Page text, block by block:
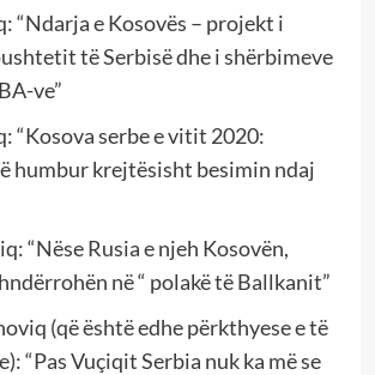
“Ndarja e Kosovës – projekt i
të Serbisë dhe i shërbimeve
ve”
“Kosova serbe e vitit 2020:
humbur krejtësisht besimin ndaj
“Nëse Rusia e njeh Kosovën,
në “ polakë të Ballkanit”
(që është edhe përkthyese e të
“Pas Vuçiqit Serbia nuk ka më se